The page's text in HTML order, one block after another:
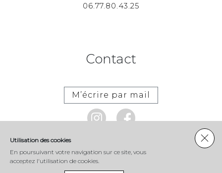
Utilisation des cookies
En poursuivant votre navigation sur ce site, vous
acceptez l'utilisation de cookies.
06.77.80.43.25
Contact
M’écrire par mail